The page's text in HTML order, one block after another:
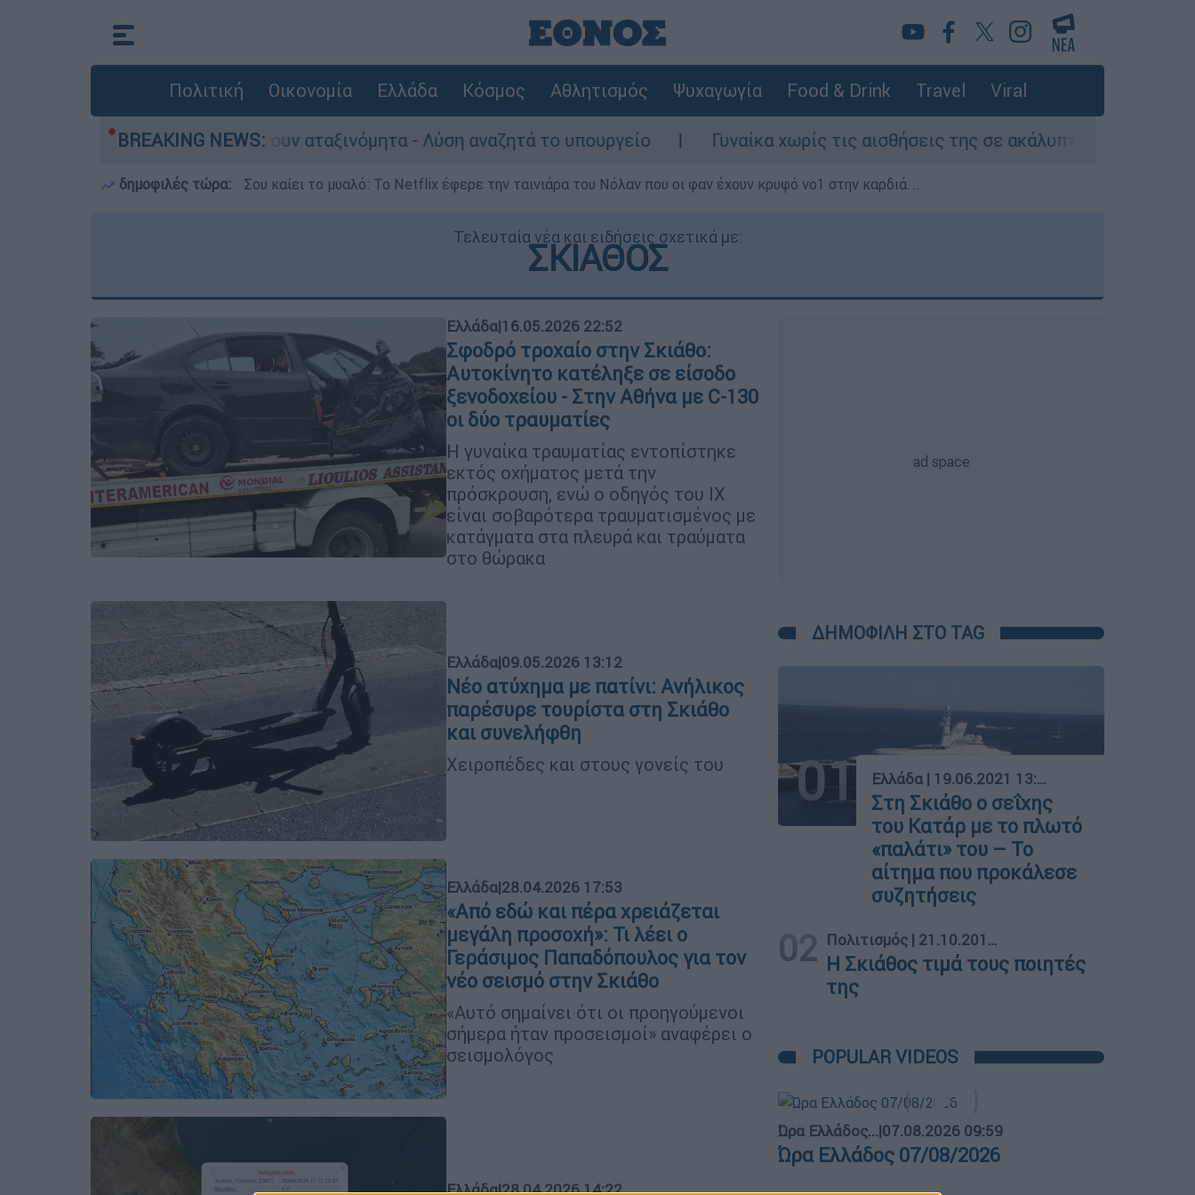
Πολιτική Οικονομία Ελλάδα Κόσμος Αθλητισμός Ψυχαγωγία Food & Drink Travel Viral
BREAKING NEWS:
παραμένουν αταξινόμητα - Λύση αναζητά το υπουργείο Γυναίκα χωρίς τις αισθήσεις της σε ακάλυπτο πολυκατοικίας στη
δημοφιλές τώρα: Σου καίει το μυαλό: Το Netflix έφερε την ταινιάρα του Νόλαν που οι φαν έχουν κρυφό νο1 στην καρδιά...
Τελευταία νέα και ειδήσεις σχετικά με:
ΣΚΙΑΘΟΣ
Ελλάδα|16.05.2026 22:52
Σφοδρό τροχαίο στην Σκιάθο:
Αυτοκίνητο κατέληξε σε είσοδο
ξενοδοχείου - Στην Αθήνα με C-130
οι δύο τραυματίες
Η γυναίκα τραυματίας εντοπίστηκε
εκτός οχήματος μετά την
πρόσκρουση, ενώ ο οδηγός του ΙΧ
είναι σοβαρότερα τραυματισμένος με
κατάγματα στα πλευρά και τραύματα
στο θώρακα
Ελλάδα|09.05.2026 13:12
Νέο ατύχημα με πατίνι: Ανήλικος
παρέσυρε τουρίστα στη Σκιάθο
και συνελήφθη
Χειροπέδες και στους γονείς του
Ελλάδα|28.04.2026 17:53
«Από εδώ και πέρα χρειάζεται
μεγάλη προσοχή»: Τι λέει ο
Γεράσιμος Παπαδόπουλος για τον
νέο σεισμό στην Σκιάθο
«Αυτό σημαίνει ότι οι προηγούμενοι
σήμερα ήταν προσεισμοί» αναφέρει ο
σεισμολόγος
Ελλάδα|28.04.2026 14:22
ΔΗΜΟΦΙΛΗ ΣΤΟ TAG
01 Ελλάδα | 19.06.2021 13:52
Στη Σκιάθο ο σεΐχης
του Κατάρ με το πλωτό
«παλάτι» του – Το
αίτημα που προκάλεσε
συζητήσεις
02 Πολιτισμός | 21.10.2019 19:34
Η Σκιάθος τιμά τους ποιητές
της
POPULAR VIDEOS
Ώρα Ελλάδος...|07.08.2026 09:59
Ώρα Ελλάδος 07/08/2026